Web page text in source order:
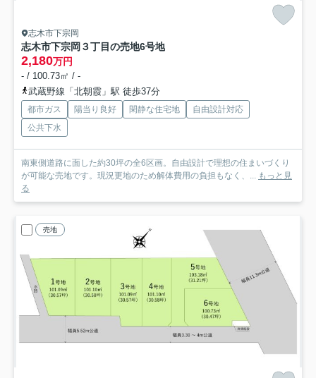
志木市下宗岡
志木市下宗岡３丁目の売地6号地
2,180万円
- / 100.73㎡ / -
武蔵野線「北朝霞」駅 徒歩37分
都市ガス 陽当り良好 閑静な住宅地
自由設計対応
公共下水
南東側道路に面した約30坪の全6区画。自由設計で理想の住まいづくり
が可能な売地です。現況更地のため解体費用の負担もなく、... もっと見
る
売地